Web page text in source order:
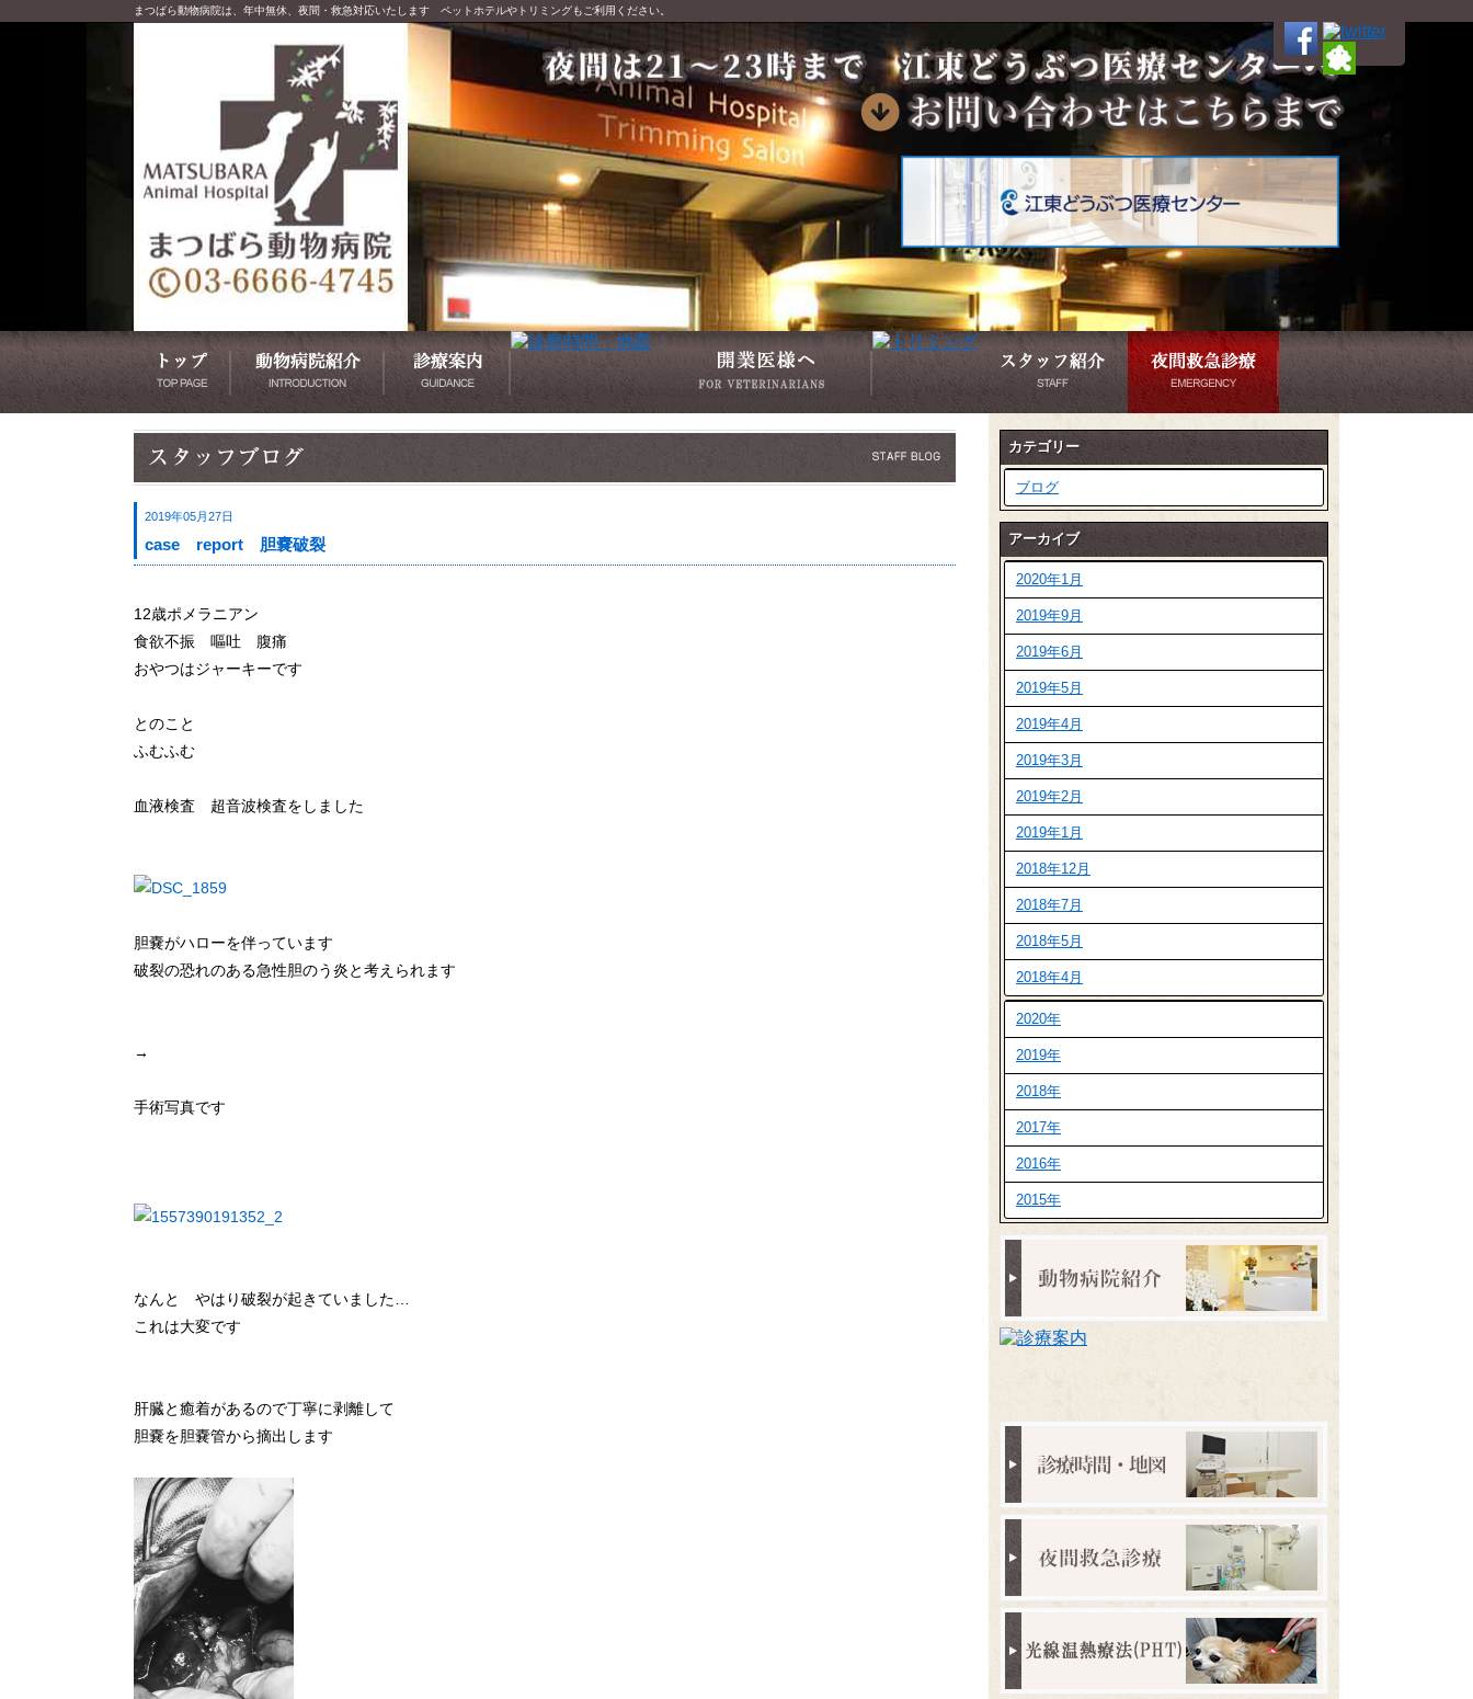
まつばら動物病院は、年中無休、夜間・救急対応いたします ペットホテルやトリミングもご利用ください。
2019年05月27日
case report 胆嚢破裂
12歳ポメラニアン
食欲不振 嘔吐 腹痛
おやつはジャーキーです
とのこと
ふむふむ
血液検査 超音波検査をしました
胆嚢がハローを伴っています
破裂の恐れのある急性胆のう炎と考えられます
→
手術写真です
なんと やはり破裂が起きていました…
これは大変です
肝臓と癒着があるので丁寧に剥離して
胆嚢を胆嚢管から摘出します
カテゴリー
ブログ
アーカイブ
2020年1月
2019年9月
2019年6月
2019年5月
2019年4月
2019年3月
2019年2月
2019年1月
2018年12月
2018年7月
2018年5月
2018年4月
2020年
2019年
2018年
2017年
2016年
2015年